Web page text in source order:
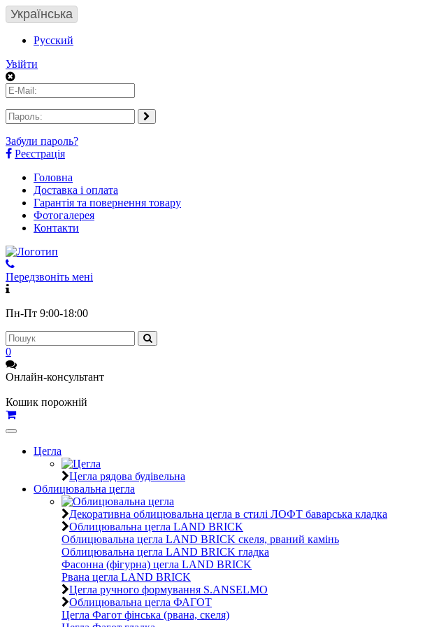
Українська
Русский
Увійти
Забули пароль?
Реєстрація
Головна
Доставка і оплата
Гарантія та повернення товару
Фотогалерея
Контакти
Передзвоніть мені
Пн-Пт 9:00-18:00
0
Онлайн-консультант
Кошик порожній
Toggle
navigationЦегла
Цегла рядова будівельна
Облицювальна цегла
Декоративна облицювальна цегла в стилі ЛОФТ баварська кладка
Облицювальна цегла LAND BRICK
Облицювальна цегла LAND BRICK скеля, рваний камінь
Облицювальна цегла LAND BRICK гладка
Фасонна (фігурна) цегла LAND BRICK
Рвана цегла LAND BRICK
Цегла ручного формування S.ANSELMO
Облицювальна цегла ФАГОТ
Цегла Фагот фінська (рвана, скеля)